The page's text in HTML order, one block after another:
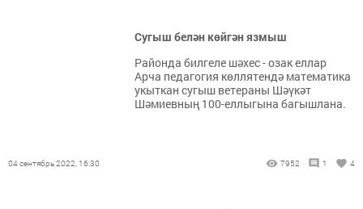
Сугыш белән көйгән язмыш
Районда билгеле шәхес - озак еллар
Арча педагогия көллятендә математика
укыткан сугыш ветераны Шәүкәт
Шәмиевның 100-еллыгына багышлана.
04 сентябрь 2022, 16:30 7952 1 4